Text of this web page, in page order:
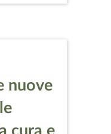
nuove